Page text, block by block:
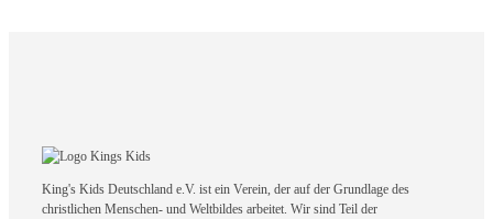
King's Kids Deutschland e.V. ist ein Verein, der auf der Grundlage des
christlichen Menschen- und Weltbildes arbeitet. Wir sind Teil der